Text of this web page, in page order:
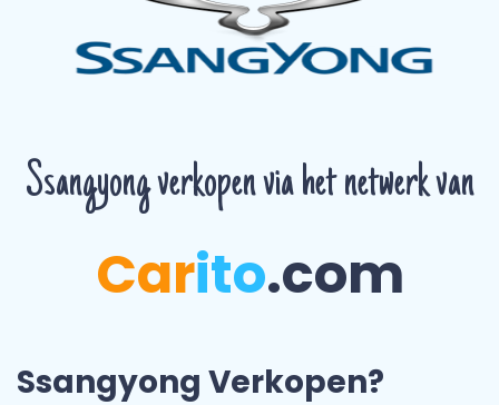
Ssangyong verkopen via het netwerk van
Carito.com
Ssangyong Verkopen?